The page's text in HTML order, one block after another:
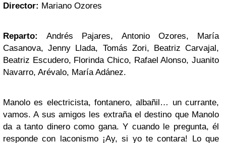
Director: Mariano Ozores
Reparto:Andrés Pajares, Antonio Ozores, María
Casanova, Jenny Llada, Tomás Zori, Beatriz Carvajal,
Beatriz Escudero, Florinda Chico, Rafael Alonso, Juanito
Navarro, Arévalo, María Adánez.
Manolo es electricista, fontanero, albañil… un currante,
vamos. A sus amigos les extraña el destino que Manolo
da a tanto dinero como gana. Y cuando le pregunta, él
responde con laconismo ¡Ay, si yo te contara! Lo que